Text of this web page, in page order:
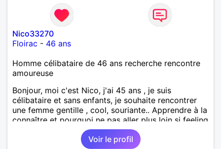
Nico33270
Floirac - 46 ans
Homme célibataire de 46 ans recherche rencontre
amoureuse
Bonjour, moi c'est Nico, j'ai 45 ans , je suis
célibataire et sans enfants, je souhaite rencontrer
une femme gentille , cool, souriante.. Apprendre à la
connaître et pourquoi ne pas aller plus loin si feeling
Voir le profil